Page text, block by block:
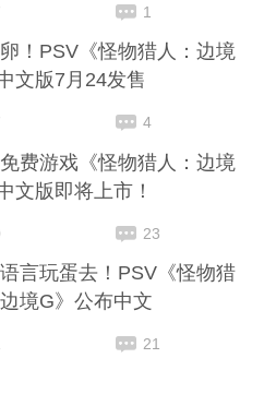
1
！PSV《怪物猎人：边境
文版7月24发售
4
费游戏《怪物猎人：边境
文版即将上市！
23
言玩蛋去！PSV《怪物猎
境G》公布中文
21